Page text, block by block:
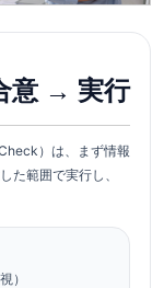
意 → 実行
）は、まず情報
た範囲で実行し、
）